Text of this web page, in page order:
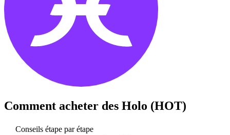
Comment acheter des Holo (HOT)
Conseils étape par étape